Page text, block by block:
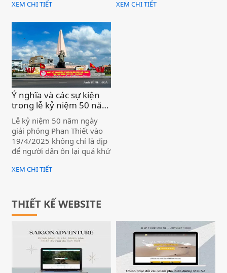
nhỏ gọn.
XEM CHI TIẾT XEM CHI TIẾT
Ý nghĩa và các sự kiện
trong lễ kỷ niệm 50 năm
ngày giải phóng Phan
Thiết (19/4/2025) )
Lễ kỷ niệm 50 năm ngày
giải phóng Phan Thiết vào
19/4/2025 không chỉ là dịp
để người dân ôn lại quá khứ
để khẳng định những thành
vững. Đây cũng là thời điểm
hùng, liệt sĩ đã hy sinh vì
hòa bình và độc lập dân tộc.
XEM CHI TIẾT
THIẾT KẾ WEBSITE